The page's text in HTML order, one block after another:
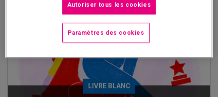
LIVRE BLANC
Autoriser tous les cookies
Paramètres des cookies